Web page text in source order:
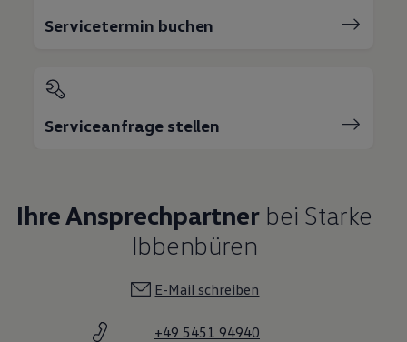
Servicetermin buchen
Serviceanfrage stellen
Ihre Ansprechpartnerbei Starke
Ibbenbüren
E-Mail schreiben
+49 5451 94940